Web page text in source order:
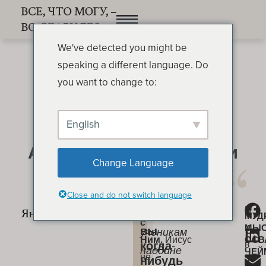
А вы когда-нибудь были
наедине с Богом? (1)
ОСВАЛЬД ЧЕЙМБЕРС
А
вы
когда-
нибудь
ученикам
наедине
с
Ним.Иисус
не
Ц
и
в
и
We've detected you might be
speaking a different language. Do
you want to change to:
English
Change Language
Close and do not switch language